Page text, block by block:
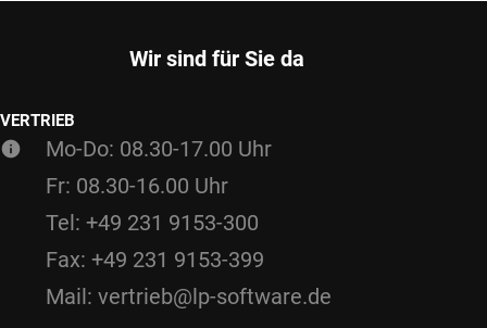
Wir sind für Sie da
VERTRIEB
Mo-Do: 08.30-17.00 Uhr
Fr: 08.30-16.00 Uhr
Tel: +49 231 9153-300
Fax: +49 231 9153-399
Mail: vertrieb@lp-software.de